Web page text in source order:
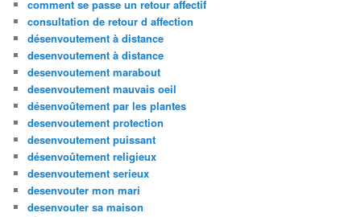
comment se passe un retour affectif
consultation de retour d affection
désenvoutement à distance
desenvoutement à distance
desenvoutement marabout
desenvoutement mauvais oeil
désenvoûtement par les plantes
desenvoutement protection
desenvoutement puissant
désenvoûtement religieux
desenvoutement serieux
desenvouter mon mari
desenvouter sa maison